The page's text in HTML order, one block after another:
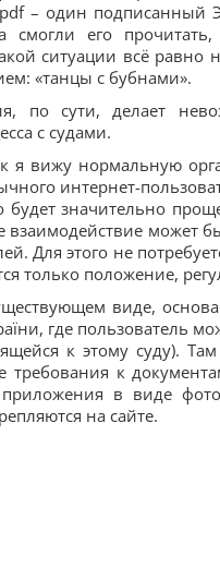
– один подписанный
смогли его
ситуации всё равно
«танцы с бубнами».
по сути, делает
с судами.
я вижу нормальную
интернет-
будет значительно
взаимодействие может
Для этого не
только положение,
виде,
где пользователь
к этому суду).
требования к
в виде
на сайте.